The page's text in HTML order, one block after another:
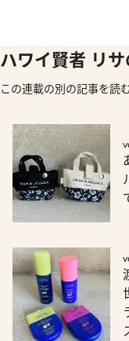
ハワイ賢者 リ
この連載の別の記事を読